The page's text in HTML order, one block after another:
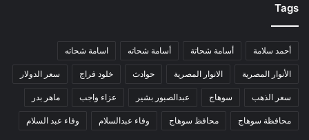
Tags
أحمد سلامة أسامة شحاتة أسامة شحاته اسامة شحاته
الأنوار المصرية الانوار المصرية حوادث خلود فراج سعر الدولار
سعر الذهب سوهاج عبدالصبور بشير عزاء واجب ماهر بدر
محافظة سوهاج محافظ سوهاج وفاء عبدالسلام وفاء عبد السلام